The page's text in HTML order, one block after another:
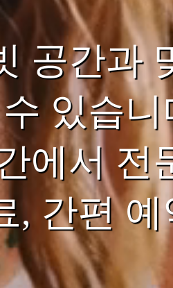
공간과
있습
에서 전
, 간편